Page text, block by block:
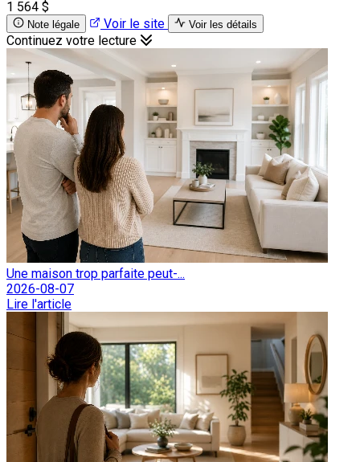
1 564 $
Note légale Voir le site Voir les détails
Continuez votre lecture
Une maison trop parfaite peut-...
2026-08-07
Lire l'article